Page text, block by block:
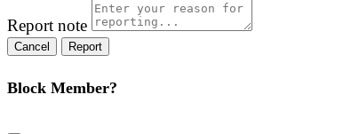
Report note
Report
Block Member?